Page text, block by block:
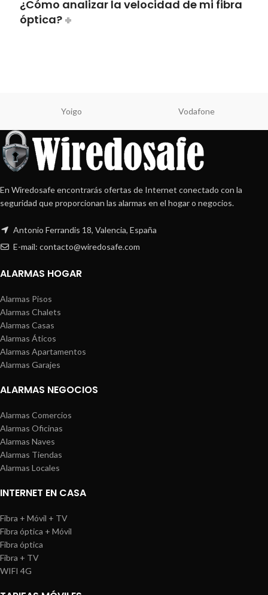
¿Cómo analizar la velocidad de mi fibra
óptica?
Yoigo Vodafone
En Wiredosafe encontrarás ofertas de Internet conectado con la
seguridad que proporcionan las alarmas en el hogar o negocios.
Antonio Ferrandis 18, Valencia, España
E-mail: contacto@wiredosafe.com
ALARMAS HOGAR
Alarmas Pisos
Alarmas Chalets
Alarmas Casas
Alarmas Áticos
Alarmas Apartamentos
Alarmas Garajes
ALARMAS NEGOCIOS
Alarmas Comercios
Alarmas Oficinas
Alarmas Naves
Alarmas Tiendas
Alarmas Locales
INTERNET EN CASA
Fibra + Móvil + TV
Fibra óptica + Móvil
Fibra óptica
Fibra + TV
WIFI 4G